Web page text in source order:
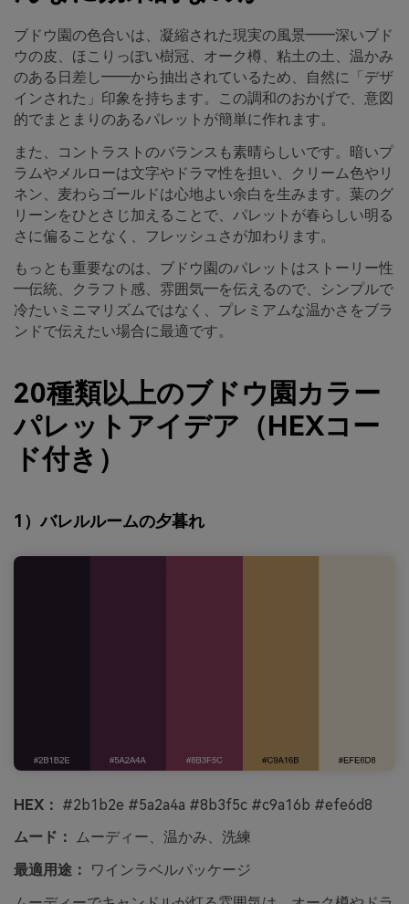
ブドウ園の色合いは、凝縮された現実の風景――深いブド
ウの皮、ほこりっぽい樹冠、オーク樽、粘土の土、温かみ
のある日差し――から抽出されているため、自然に「デザ
インされた」印象を持ちます。この調和のおかげで、意図
的でまとまりのあるパレットが簡単に作れます。
また、コントラストのバランスも素晴らしいです。暗いプ
ラムやメルローは文字やドラマ性を担い、クリーム色やリ
ネン、麦わらゴールドは心地よい余白を生みます。葉のグ
リーンをひとさじ加えることで、パレットが春らしい明る
さに偏ることなく、フレッシュさが加わります。
もっとも重要なのは、ブドウ園のパレットはストーリー性
―伝統、クラフト感、雰囲気―を伝えるので、シンプルで
冷たいミニマリズムではなく、プレミアムな温かさをブラ
ンドで伝えたい場合に最適です。
20種類以上のブドウ園カラー
パレットアイデア（HEXコー
ド付き）
1）バレルルームの夕暮れ
HEX： #2b1b2e #5a2a4a #8b3f5c #c9a16b #efe6d8
ムード： ムーディー、温かみ、洗練
最適用途：
ワインラベルパッケージ